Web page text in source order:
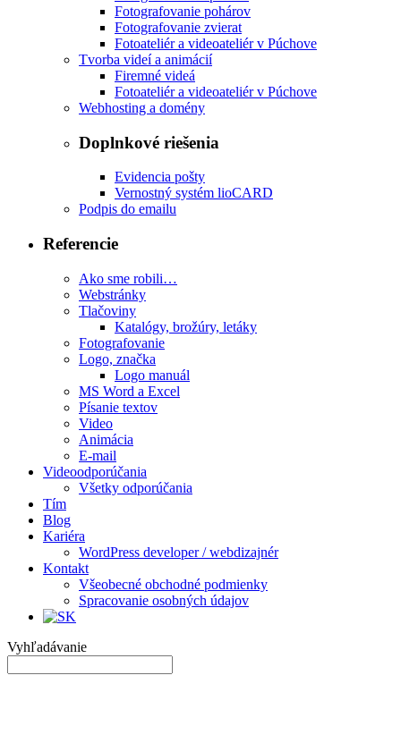
Fotografovanie pohárov
Fotografovanie zvierat
Fotoateliér a videoateliér v Púchove
Tvorba videí a animácií
Firemné videá
Fotoateliér a videoateliér v Púchove
Webhosting a domény
Doplnkové riešenia
Evidencia pošty
Vernostný systém lioCARD
Podpis do emailu
Referencie
Ako sme robili…
Webstránky
Tlačoviny
Katalógy, brožúry, letáky
Fotografovanie
Logo, značka
Logo manuál
MS Word a Excel
Písanie textov
Video
Animácia
E-mail
Videoodporúčania
Všetky odporúčania
Tím
Blog
Kariéra
WordPress developer / webdizajnér
Kontakt
Všeobecné obchodné podmienky
Spracovanie osobných údajov
Vyhľadávanie